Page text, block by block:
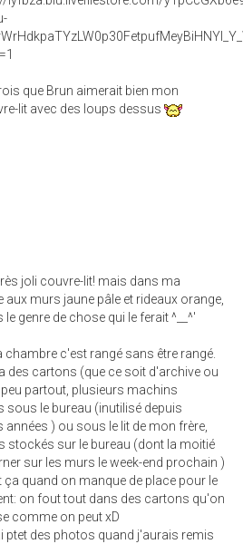
que Brun aimerait bien mon
lit avec des loups dessus
joli couvre-lit! mais dans ma
aux murs jaune pâle et rideaux orange,
le genre de chose qui le ferait ^__^'
chambre c'est rangé sans être rangé.
des cartons (que ce soit d'archive ou
partout, plusieurs machins
sous le bureau (inutilisé depuis
années ) ou sous le lit de mon frère,
stockés sur le bureau (dont la moitié
sur les murs le week-end prochain )
ça quand on manque de place pour le
on fout tout dans des cartons qu'on
comme on peut xD
ptet des photos quand j'aurais remis